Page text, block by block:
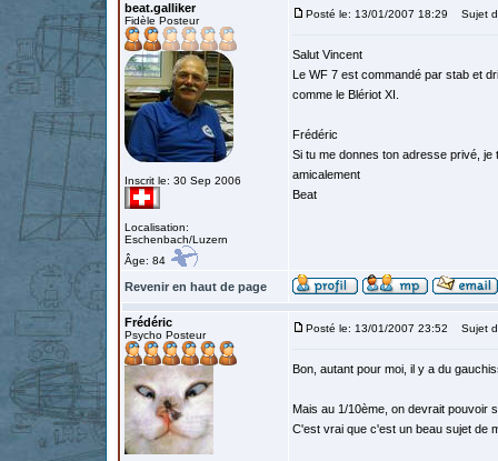
beat.galliker
Fidèle Posteur
Inscrit le: 30 Sep 2006
Localisation:
Eschenbach/Luzern
Âge: 84
Posté le: 13/01/2007 18:29 Sujet
Salut Vincent
Le WF 7 est commandé par stab et
comme le Blériot XI.
Frédéric
Si tu me donnes ton adresse privé,
amicalement
Beat
Revenir en haut de page
Frédéric
Psycho Posteur
Posté le: 13/01/2007 23:52 Sujet
Bon, autant pour moi, il y a du
Mais au 1/10ème, on devrait pouvoir
C'est vrai que c'est un beau sujet de